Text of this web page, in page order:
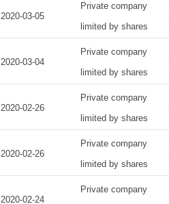
2020-03-05
Private company
limited by shares
2020-03-04
Private company
limited by shares
2020-02-26
Private company
limited by shares
2020-02-26
Private company
limited by shares
2020-02-24
Private company